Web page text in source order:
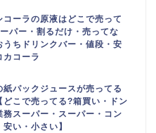
コーラの原液はどこで売って
パー・割るだけ・売ってな
うちドリンクバー・値段・安
カコーラ
紙パックジュースが売ってる
どこで売ってる?箱買い・ドン
務スーパー・スーパー・コン
安い・小さい】